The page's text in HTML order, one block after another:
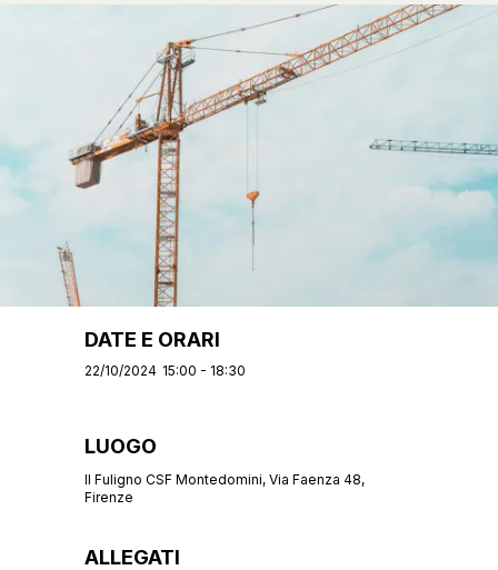
DATE E ORARI
22/10/2024 15:00 - 18:30
LUOGO
Il Fuligno CSF Montedomini, Via Faenza 48,
Firenze
ALLEGATI